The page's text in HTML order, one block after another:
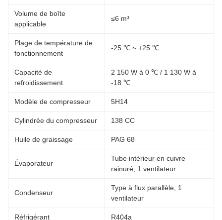
Volume de boîte
applicable
≤6 m³
Plage de température de
fonctionnement
-25 ℃ ~ +25 ℃
Capacité de
refroidissement
2 150 W à 0 ℃ / 1 130 W à
-18 ℃
Modèle de compresseur 5H14
Cylindrée du compresseur 138 CC
Huile de graissage PAG 68
Évaporateur
Tube intérieur en cuivre
rainuré, 1 ventilateur
Condenseur
Type à flux parallèle, 1
ventilateur
Réfrigérant R404a